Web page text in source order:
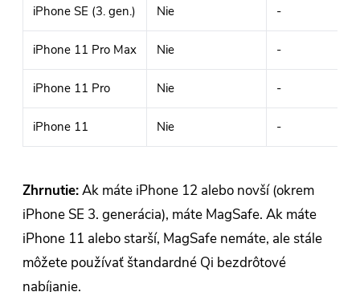
iPhone SE (3. gen.) Nie -
iPhone 11 Pro Max Nie -
iPhone 11 Pro Nie -
iPhone 11 Nie -
Zhrnutie:Ak máte iPhone 12 alebo novší (okrem
iPhone SE 3. generácia), máte MagSafe. Ak máte
iPhone 11 alebo starší, MagSafe nemáte, ale stále
môžete používať štandardné Qi bezdrôtové
nabíjanie.